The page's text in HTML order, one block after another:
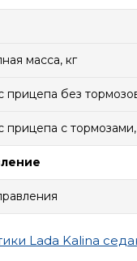
масса, кг
прицепа без
прицепа с тормозами,
Lada Kalina